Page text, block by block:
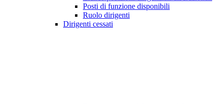
Posti di funzione disponibili
Ruolo dirigenti
Dirigenti cessati